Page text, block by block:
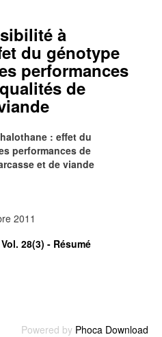
à
du génotype
performances
de
: effet du
performances de
et de viande
2011
28(3) - Résumé
Powered by Phoca Download